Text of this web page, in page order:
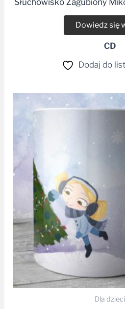
Dowiedz się
CD
Dodaj do
Dla dzieci